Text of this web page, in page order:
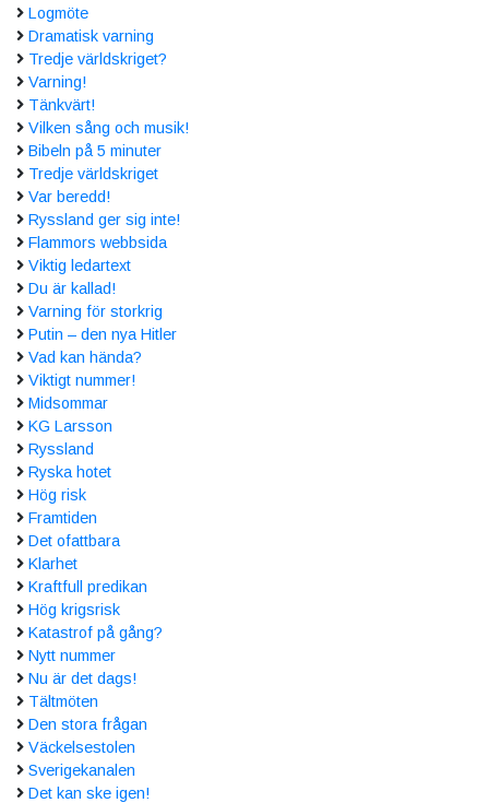
Logmöte
Dramatisk varning
Tredje världskriget?
Varning!
Tänkvärt!
Vilken sång och musik!
Bibeln på 5 minuter
Tredje världskriget
Var beredd!
Ryssland ger sig inte!
Flammors webbsida
Viktig ledartext
Du är kallad!
Varning för storkrig
Putin – den nya Hitler
Vad kan hända?
Viktigt nummer!
Midsommar
KG Larsson
Ryssland
Ryska hotet
Hög risk
Framtiden
Det ofattbara
Klarhet
Kraftfull predikan
Hög krigsrisk
Katastrof på gång?
Nytt nummer
Nu är det dags!
Tältmöten
Den stora frågan
Väckelsestolen
Sverigekanalen
Det kan ske igen!